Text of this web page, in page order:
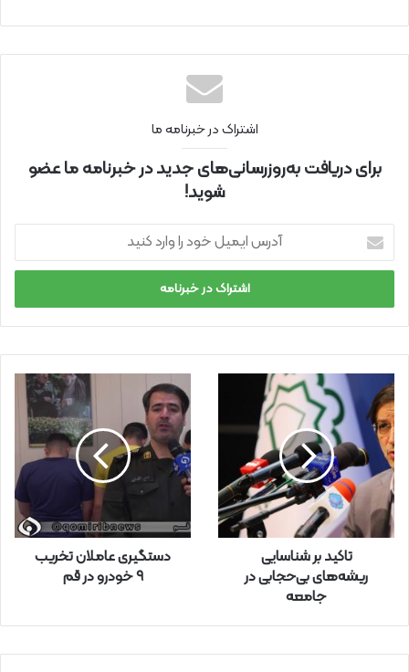
نتی
اشتراک در خبرنامه ما
برای دریافت به‌روزرسانی‌های جدید در خبرنامه ما عضو
شوید!
ر
ا
ی
ل
خ
و
د
ر
ا
و
ا
ر
تاکید بر شناسایی
ریشه‌های بی‌حجابی در
جامعه
دستگیری عاملان تخریب
۹ خودرو در قم